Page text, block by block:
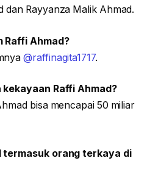
dan Rayyanza Malik Ahmad.
Raffi Ahmad?
@raffinagita1717.
Raffi Ahmad?
bisa mencapai 50 miliar
termasuk orang terkaya di